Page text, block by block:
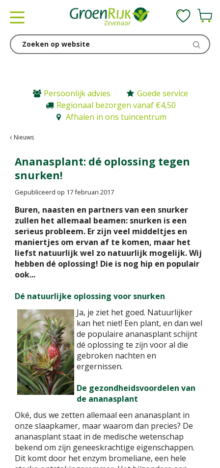
Persoonlijk advies
Goede service
Regionaal bezorgen vanaf €4,50
Afhalen in ons tuincentrum
Nieuws
Ananasplant: dé oplossing tegen
snurken!
Gepubliceerd op 17 februari 2017
Buren, naasten en partners van een snurker
zullen het allemaal beamen: snurken is een
serieus probleem. Er zijn veel middeltjes en
maniertjes om ervan af te komen, maar het
liefst natuurlijk wel zo natuurlijk mogelijk. Wij
hebben dé oplossing! Die is nog hip en populair
ook...
Dé natuurlijke oplossing voor snurken
Ja, je ziet het goed. Natuurlijker
kan het niet! Een plant, en dan wel
de populaire ananasplant schijnt
dé oplossing te zijn voor al die
gebroken nachten en
ergernissen.
De gezondheidsvoordelen van
de ananasplant
Oké, dus we zetten allemaal een ananasplant in
onze slaapkamer, maar waarom dan precies? De
ananasplant staat in de medische wetenschap
bekend om zijn geneeskrachtige eigenschappen.
Dit komt door het enzym bromeliane, een hele